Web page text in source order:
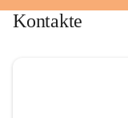
Kontakte